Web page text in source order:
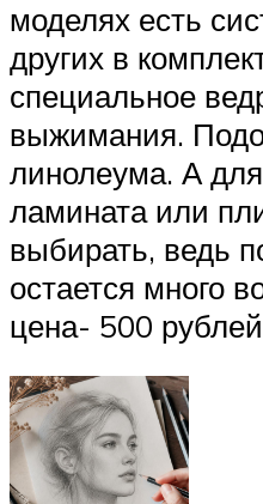
моделях есть
других в
специальное
выжимания.
линолеума. А
ламината или
выбирать, ведь
остается много
цена- 500